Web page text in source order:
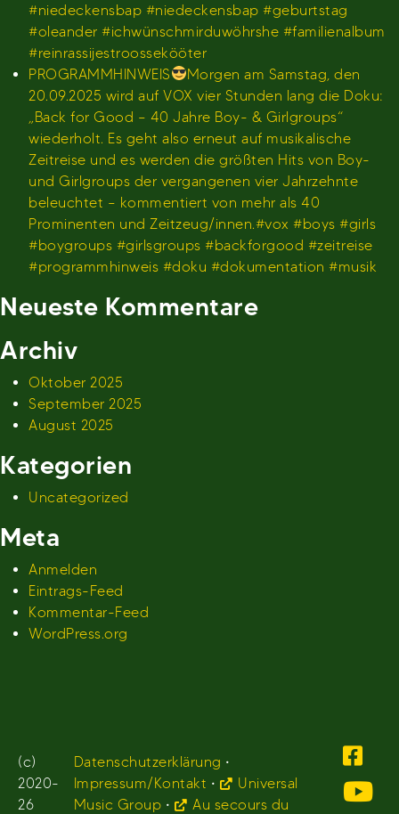
#niedeckensbap #niedeckensbap #geburtstag
#oleander #ichwünschmirduwöhrshe #familienalbum
#reinrassijestroossekööter
PROGRAMMHINWEIS
Morgen am Samstag, den
20.09.2025 wird auf VOX vier Stunden lang die Doku:
„Back for Good – 40 Jahre Boy- & Girlgroups“
wiederholt. Es geht also erneut auf musikalische
Zeitreise und es werden die größten Hits von Boy-
und Girlgroups der vergangenen vier Jahrzehnte
beleuchtet – kommentiert von mehr als 40
Prominenten und Zeitzeug/innen.#vox #boys #girls
#boygroups #girlsgroups #backforgood #zeitreise
#programmhinweis #doku #dokumentation #musik
Neueste Kommentare
Archiv
Oktober 2025
September 2025
August 2025
Kategorien
Uncategorized
Meta
Anmelden
Eintrags-Feed
Kommentar-Feed
WordPress.org
(c)
2020-
26
Datenschutzerklärung •
Impressum/Kontakt •
Universal
Music Group •
Au secours du